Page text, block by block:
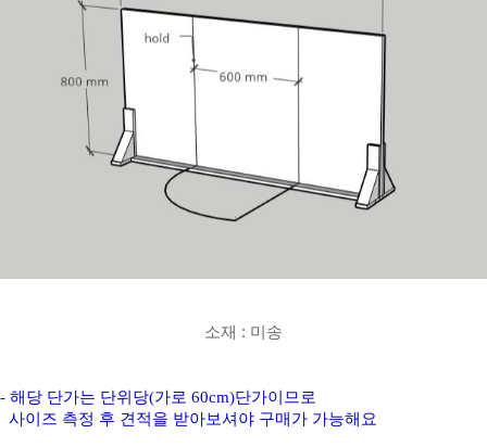
소재 : 미송
- 해당 단가는 단위당(가로 60cm)단가이므로
사이즈 측정 후 견적을 받아보셔야 구매가 가능해요